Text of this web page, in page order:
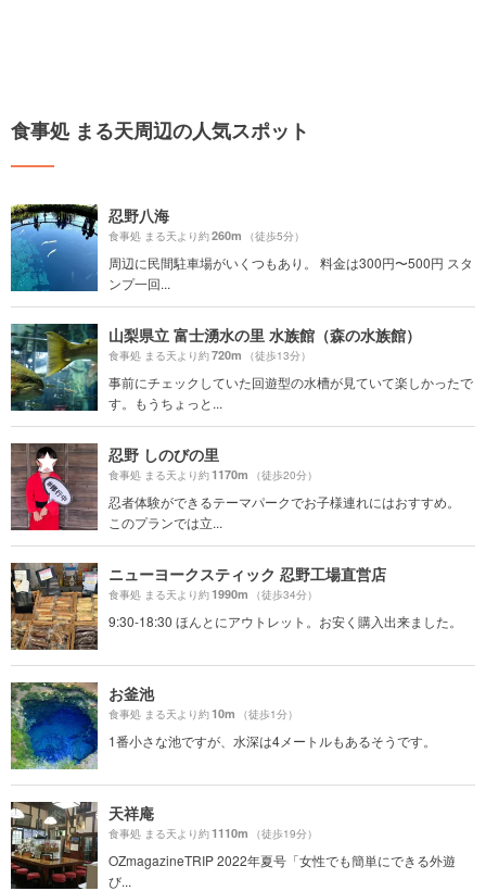
食事処 まる天周辺の人気スポット
忍野八海
食事処 まる天より約260m （徒歩5分）
周辺に民間駐車場がいくつもあり。 料金は300円〜500円 スタ
ンプ一回...
山梨県立 富士湧水の里 水族館（森の水族館）
食事処 まる天より約720m （徒歩13分）
事前にチェックしていた回遊型の水槽が見ていて楽しかったで
す。もうちょっと...
忍野 しのびの里
食事処 まる天より約1170m （徒歩20分）
忍者体験ができるテーマパークでお子様連れにはおすすめ。
このプランでは立...
ニューヨークスティック 忍野工場直営店
食事処 まる天より約1990m （徒歩34分）
9:30-18:30 ほんとにアウトレット。お安く購入出来ました。
お釜池
食事処 まる天より約10m （徒歩1分）
1番小さな池ですが、水深は4メートルもあるそうです。
天祥庵
食事処 まる天より約1110m （徒歩19分）
OZmagazineTRIP 2022年夏号「女性でも簡単にできる外遊
び...